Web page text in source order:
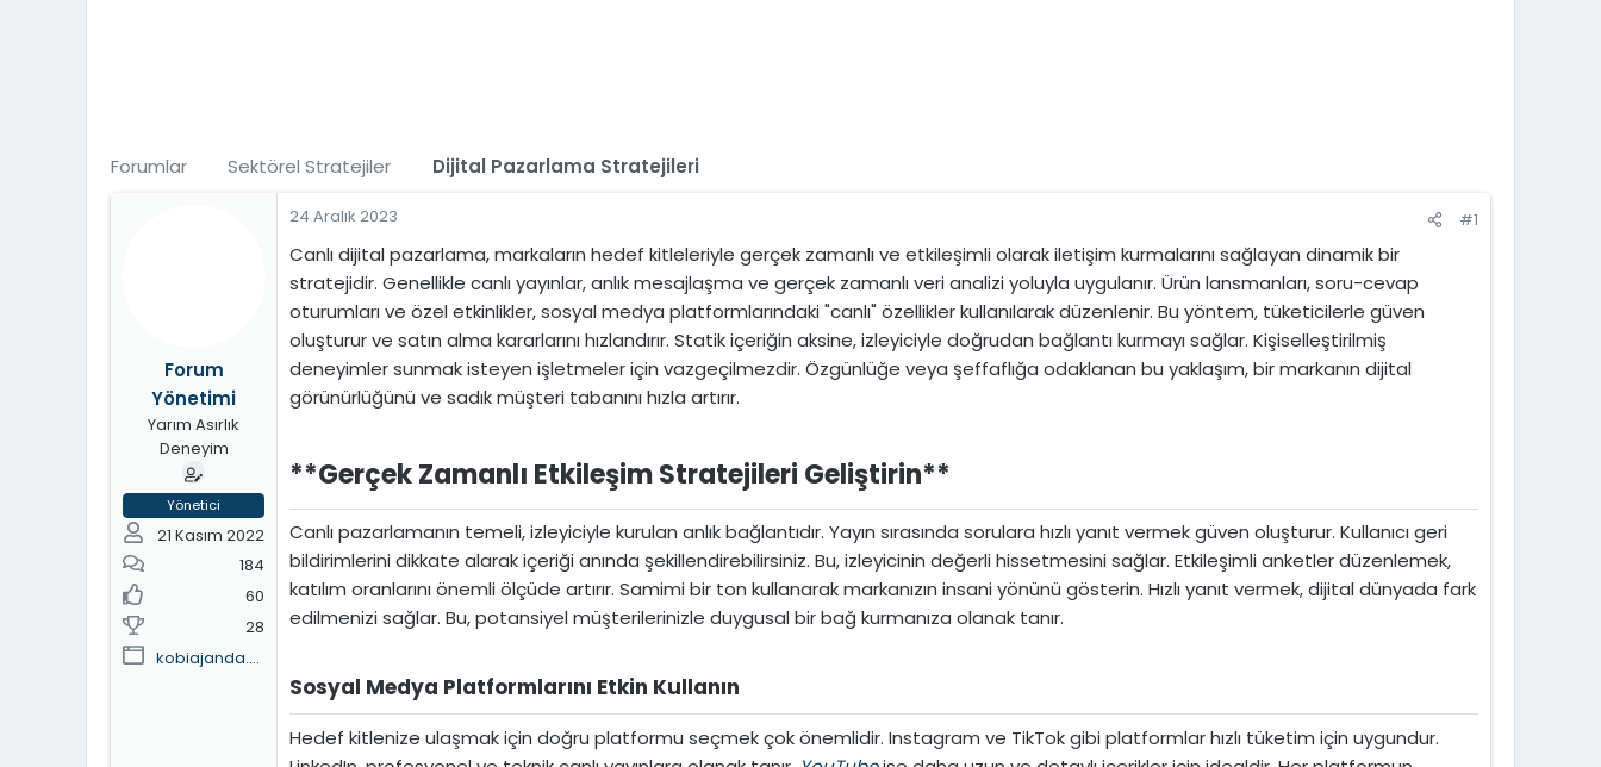
Forumlar Sektörel Stratejiler Dijital Pazarlama Stratejileri
Forum
Yönetimi
Yarım Asırlık
Deneyim
Yönetici
21 Kasım 2022
184
60
28
kobiajanda.home.blog
24 Aralık 2023 #1
Canlı dijital pazarlama, markaların hedef kitleleriyle gerçek zamanlı ve etkileşimli olarak iletişim kurmalarını sağlayan dinamik bir
stratejidir. Genellikle canlı yayınlar, anlık mesajlaşma ve gerçek zamanlı veri analizi yoluyla uygulanır. Ürün lansmanları, soru-cevap
oturumları ve özel etkinlikler, sosyal medya platformlarındaki "canlı" özellikler kullanılarak düzenlenir. Bu yöntem, tüketicilerle güven
oluşturur ve satın alma kararlarını hızlandırır. Statik içeriğin aksine, izleyiciyle doğrudan bağlantı kurmayı sağlar. Kişiselleştirilmiş
deneyimler sunmak isteyen işletmeler için vazgeçilmezdir. Özgünlüğe veya şeffaflığa odaklanan bu yaklaşım, bir markanın dijital
görünürlüğünü ve sadık müşteri tabanını hızla artırır.
**Gerçek Zamanlı Etkileşim Stratejileri Geliştirin**​
Canlı pazarlamanın temeli, izleyiciyle kurulan anlık bağlantıdır. Yayın sırasında sorulara hızlı yanıt vermek güven oluşturur. Kullanıcı geri
bildirimlerini dikkate alarak içeriği anında şekillendirebilirsiniz. Bu, izleyicinin değerli hissetmesini sağlar. Etkileşimli anketler düzenlemek,
katılım oranlarını önemli ölçüde artırır. Samimi bir ton kullanarak markanızın insani yönünü gösterin. Hızlı yanıt vermek, dijital dünyada fark
edilmenizi sağlar. Bu, potansiyel müşterilerinizle duygusal bir bağ kurmanıza olanak tanır.
Sosyal Medya Platformlarını Etkin Kullanın​
Hedef kitlenize ulaşmak için doğru platformu seçmek çok önemlidir. Instagram ve TikTok gibi platformlar hızlı tüketim için uygundur.